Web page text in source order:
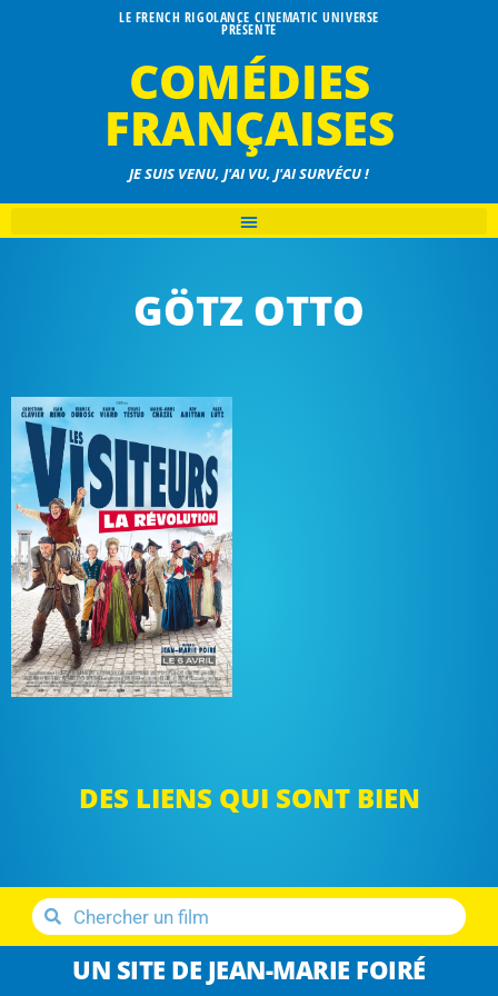
LE FRENCH RIGOLANCE CINEMATIC UNIVERSE
PRÉSENTE
COMÉDIES
FRANÇAISES
JE SUIS VENU, J'AI VU, J'AI SURVÉCU !
GÖTZ OTTO
DES LIENS QUI SONT BIEN
UN SITE DE JEAN-MARIE FOIRÉ